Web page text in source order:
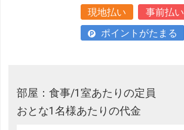
現地払い
事前払い
ポイントがたまる
部屋：食事/1室あたりの定員
おとな1名様あたりの代金